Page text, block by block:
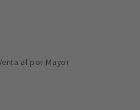
al por Mayor